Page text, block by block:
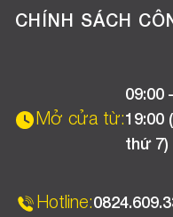
Tuyển dụng
Hướng dẫn mua hàng
Chương trình khuyến mãi
CHÍNH SÁCH
Chính sách bảo hành
Mở cửa từ:
09:00
19:00
thứ 7)
Hotline: